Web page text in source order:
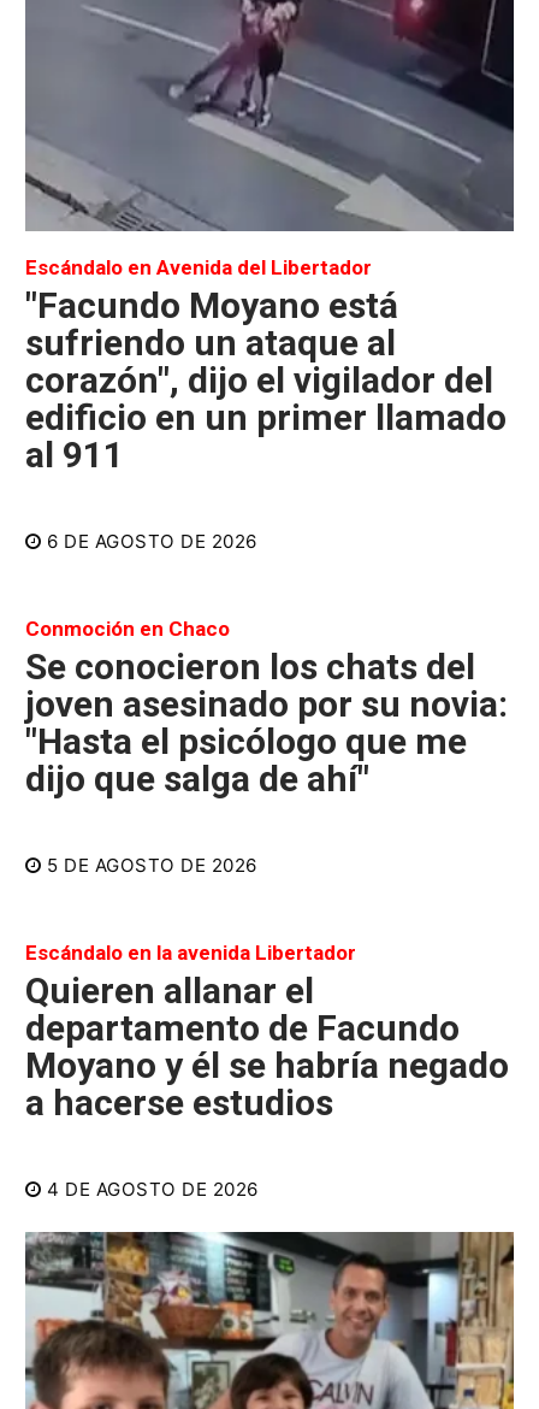
Escándalo en Avenida del Libertador
"Facundo Moyano está
sufriendo un ataque al
corazón", dijo el vigilador del
edificio en un primer llamado
al 911
6 DE AGOSTO DE 2026
Conmoción en Chaco
Se conocieron los chats del
joven asesinado por su novia:
"Hasta el psicólogo que me
dijo que salga de ahí"
5 DE AGOSTO DE 2026
Escándalo en la avenida Libertador
Quieren allanar el
departamento de Facundo
Moyano y él se habría negado
a hacerse estudios
4 DE AGOSTO DE 2026